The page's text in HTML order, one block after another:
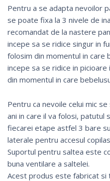
Pentru a se adapta nevoilor
se poate fixa la 3 nivele de
recomandat de la nastere
incepe sa se ridice singur in
folosim din momentul in care
incepe sa se ridice in
din momentul in care
Pentru ca nevoile celui mic
ani in care il va folosi, patutul
fiecarei etape astfel 3 bare
laterale pentru accesul
Suportul pentru saltea este
buna ventilare a saltelei.
Acest produs este fabricat